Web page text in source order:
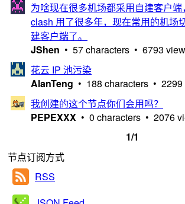
为啥现在很多机场都采用自建客户端
clash 用了很多年，现在常用的机场
建客户端了。
JShen • 57 characters • 6793
花云 IP 池污染
AlanTeng • 188 characters •
我创建的这个节点你们会用吗？
PEPEXXX • 0 characters • 2076
1/1
节点订阅方式
RSS